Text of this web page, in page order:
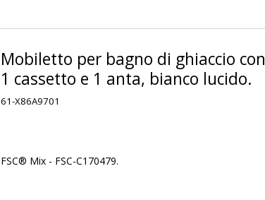
Mobiletto per bagno di ghiaccio con
1 cassetto e 1 anta, bianco lucido.
61-X86A9701
FSC® Mix - FSC-C170479.